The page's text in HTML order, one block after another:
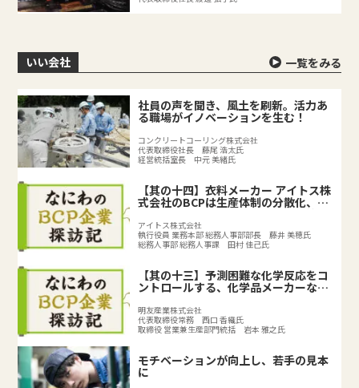
いい会社 一覧をみる
社員の声を聞き、風土を刷新。活力あ
る職場がイノベーションを生む！
コンクリートコーリング株式会社
代表取締役社長 藤尾 浩太氏
経営統括室長 中元 美緒氏
【其の十四】衣料メーカー アイトス株
式会社のBCPは生産体制の分散化、
BCPの取り組みで既存のリスク対策を
強化
アイトス株式会社
執行役員 業務本部 総務人事部部長 藤井 美穂氏
総務人事部 総務人事課 田村 佳己氏
【其の十三】予測困難な化学反応をコ
ントロールする、化学品メーカーなら
ではのリスクとは？
明友産業株式会社
代表取締役常務 西口 香織氏
取締役 営業兼生産部門統括 岩本 雅之氏
モチベーションが向上し、若手の見本
に